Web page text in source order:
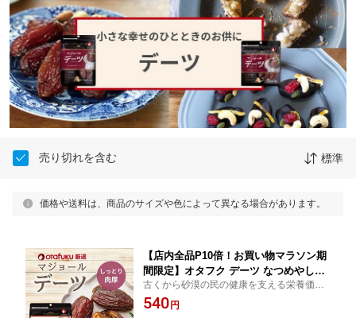
売り切れを含む 標準
価格や送料は、商品のサイズや色によって異なる場合があります。
【店内全品P10倍！お買い物マラソン期
間限定】オタフク デーツ なつめやしの
実 種なし68g オタフクソース 国内製造
着色料 保存料 無添加 砂糖不使用 おや
古くから砂漠の民の健康を支える栄養価の
高いデーツ。食物繊維が豊富でミネラルを
含む甘い果実です。
540円